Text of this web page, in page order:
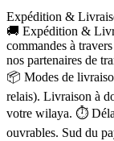
Expédition &
🚚 Expédition &
commandes à
nos partenaires de
📦 Modes de
relais). Livraison à
votre wilaya. ⏱
ouvrables. Sud du